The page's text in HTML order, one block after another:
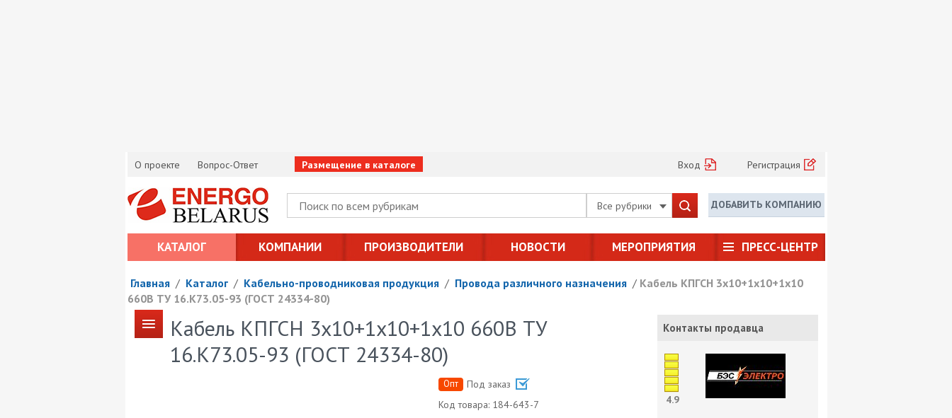
О проекте Вопрос-Ответ Размещение в каталоге Вход Регистрация
Все рубрики ДОБАВИТЬ КОМПАНИЮ
КАТАЛОГ КОМПАНИИ ПРОИЗВОДИТЕЛИ НОВОСТИ МЕРОПРИЯТИЯ ПРЕСС-ЦЕНТР
Главная / Каталог / Кабельно-проводниковая продукция / Провода различного назначения / Кабель КПГСН 3х10+1х10+1х10
660В ТУ 16.К73.05-93 (ГОСТ 24334-80)
Кабель КПГСН 3х10+1х10+1х10 660В ТУ
16.К73.05-93 (ГОСТ 24334-80)
Опт
Под заказ
Код товара: 184-643-7
Контакты продавца
4.9